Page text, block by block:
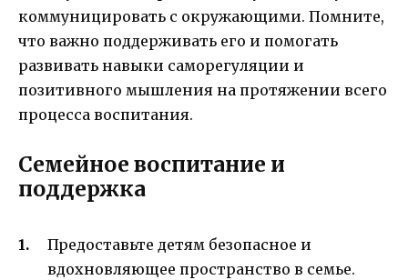
коммуницировать с окружающими. Помните,
что важно поддерживать его и помогать
развивать навыки саморегуляции и
позитивного мышления на протяжении всего
процесса воспитания.
Семейное воспитание и
поддержка
Предоставьте детям безопасное и
вдохновляющее пространство в семье.